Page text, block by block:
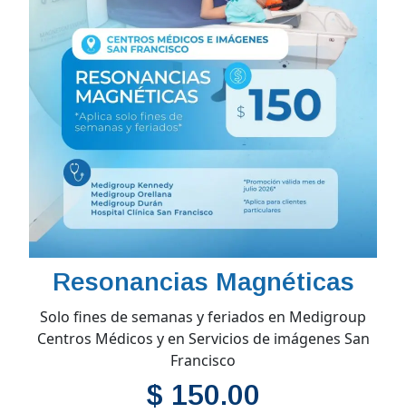
Resonancias Magnéticas
Solo fines de semanas y feriados en Medigroup
Centros Médicos y en Servicios de imágenes San
Francisco
$ 150.00